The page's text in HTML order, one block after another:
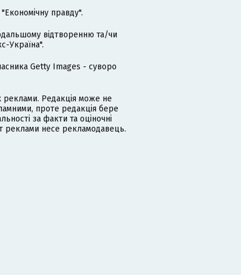
правду".
відтворенню та/чи
Україна".
Getty Images - суворо
Редакція може не
проте редакція бере
за факти та оціночні
реклами несе рекламодавець.